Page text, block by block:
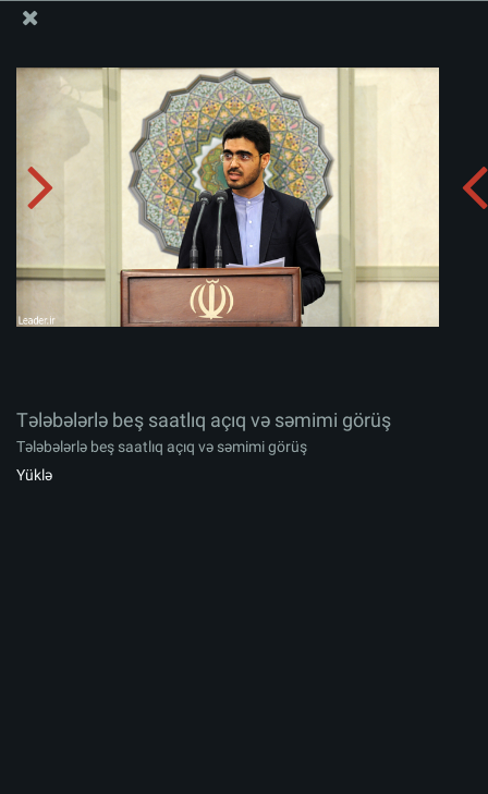
Tələbələrlə beş saatlıq açıq və səmimi görüş
zip
Tələbələrlə beş saatlıq açıq və səmimi görüş
Tələbələrlə beş saatlıq açıq və səmimi görüş
Yüklə